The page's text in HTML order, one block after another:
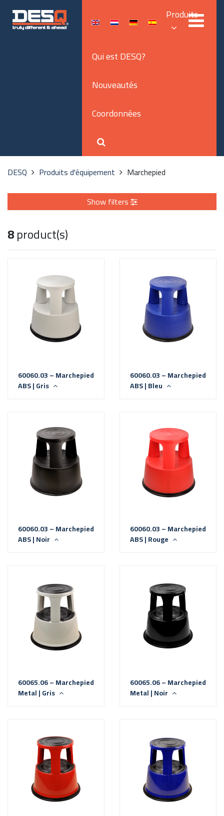
Produits
Qui est DESQ?
Nouveautés
Coordonnées
DESQ Produits d'équipement
Marchepied
Show filters
8product(s)
60060.03 – Marchepied
ABS | Gris
60060.03 – Marchepied
ABS | Bleu
60060.03 – Marchepied
ABS | Noir
60060.03 – Marchepied
ABS | Rouge
60065.06 – Marchepied
Metal | Gris
60065.06 – Marchepied
Metal | Noir